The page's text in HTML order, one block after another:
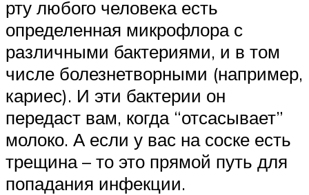
рту любого человека есть
определенная микрофлора с
различными бактериями, и в том
числе болезнетворными (например,
кариес). И эти бактерии он
передаст вам, когда “отсасывает”
молоко. А если у вас на соске есть
трещина – то это прямой путь для
попадания инфекции.